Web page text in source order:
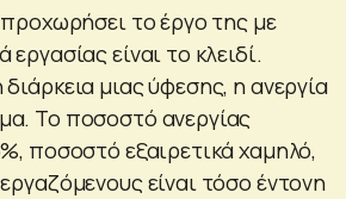
το έργο της με
είναι το κλειδί.
μιας ύφεσης, η ανεργία
Το ποσοστό ανεργίας
ποσοστό εξαιρετικά χαμηλό,
είναι τόσο έντονη